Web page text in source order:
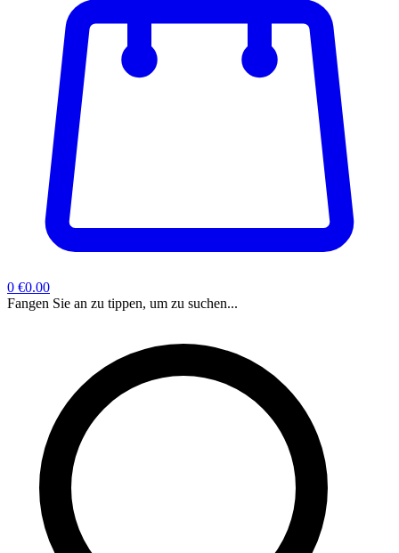
0 €0.00
Fangen Sie an zu tippen, um zu suchen...